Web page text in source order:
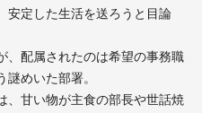
安定した生活を送ろうと目論
、配属されたのは希望の事務職
めいた部署。
、甘い物が主食の部長や世話焼